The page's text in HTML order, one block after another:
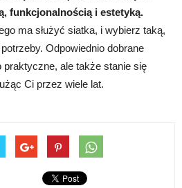
funkcjonalnością i estetyką.
ma służyć siatka, i wybierz taką,
Odpowiednio dobrane
praktyczne, ale także stanie się
Ci przez wiele lat.